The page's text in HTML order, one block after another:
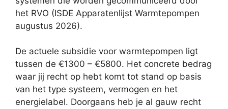
het RVO (ISDE Apparatenlijst Warmtepompen
augustus 2026).
De actuele subsidie voor warmtepompen ligt
tussen de €1300 – €5800. Het concrete bedrag
waar jij recht op hebt komt tot stand op basis
van het type systeem, vermogen en het
energielabel. Doorgaans heb je al gauw recht